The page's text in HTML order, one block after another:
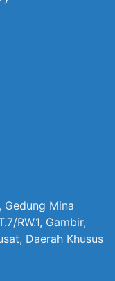
Gedung Mina
RW.1, Gambir,
Daerah Khusus